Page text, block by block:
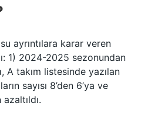
ayrıntılara karar veren
1) 2024-2025 sezonundan
A takım listesinde yazılan
sayısı 8’den 6’ya ve